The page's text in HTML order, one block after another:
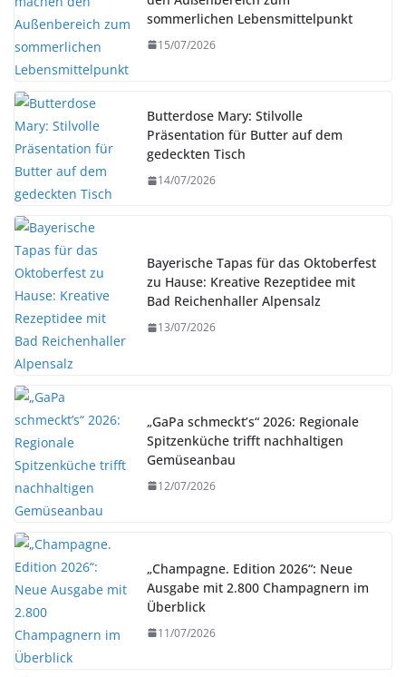
sommerlichen Lebensmittelpunkt
15/07/2026
Butterdose Mary: Stilvolle
Präsentation für Butter auf dem
gedeckten Tisch
14/07/2026
Bayerische Tapas für das Oktoberfest
zu Hause: Kreative Rezeptidee mit
Bad Reichenhaller Alpensalz
13/07/2026
„GaPa schmeckt’s“ 2026: Regionale
Spitzenküche trifft nachhaltigen
Gemüseanbau
12/07/2026
„Champagne. Edition 2026“: Neue
Ausgabe mit 2.800 Champagnern im
Überblick
11/07/2026